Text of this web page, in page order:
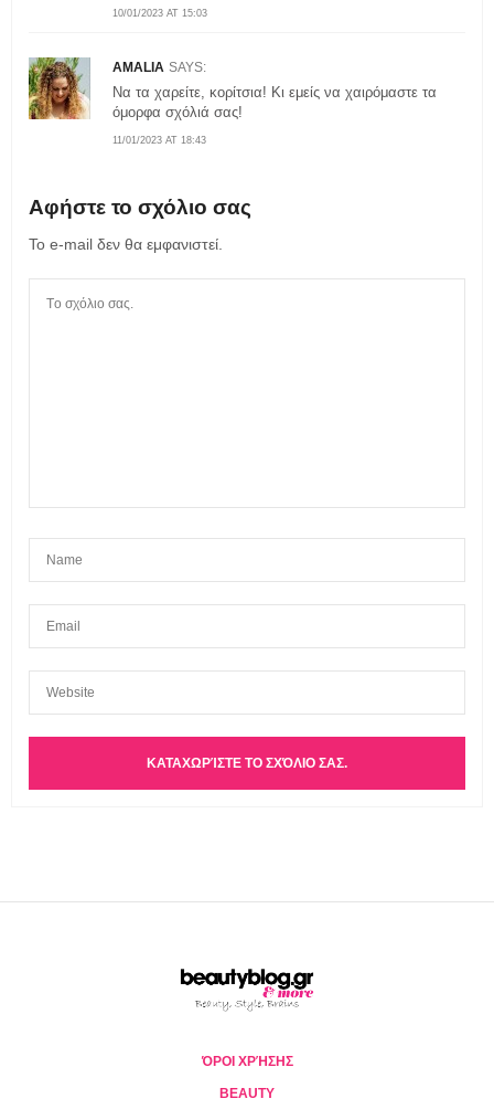
10/01/2023 AT 15:03
AMALIA SAYS:
11/01/2023 AT 18:43
Να τα χαρείτε, κορίτσια! Κι εμείς να χαιρόμαστε τα
όμορφα σχόλιά σας!
Αφήστε το σχόλιο σας
Το e-mail δεν θα εμφανιστεί.
ΌΡΟΙ ΧΡΉΣΗΣ
BEAUTY